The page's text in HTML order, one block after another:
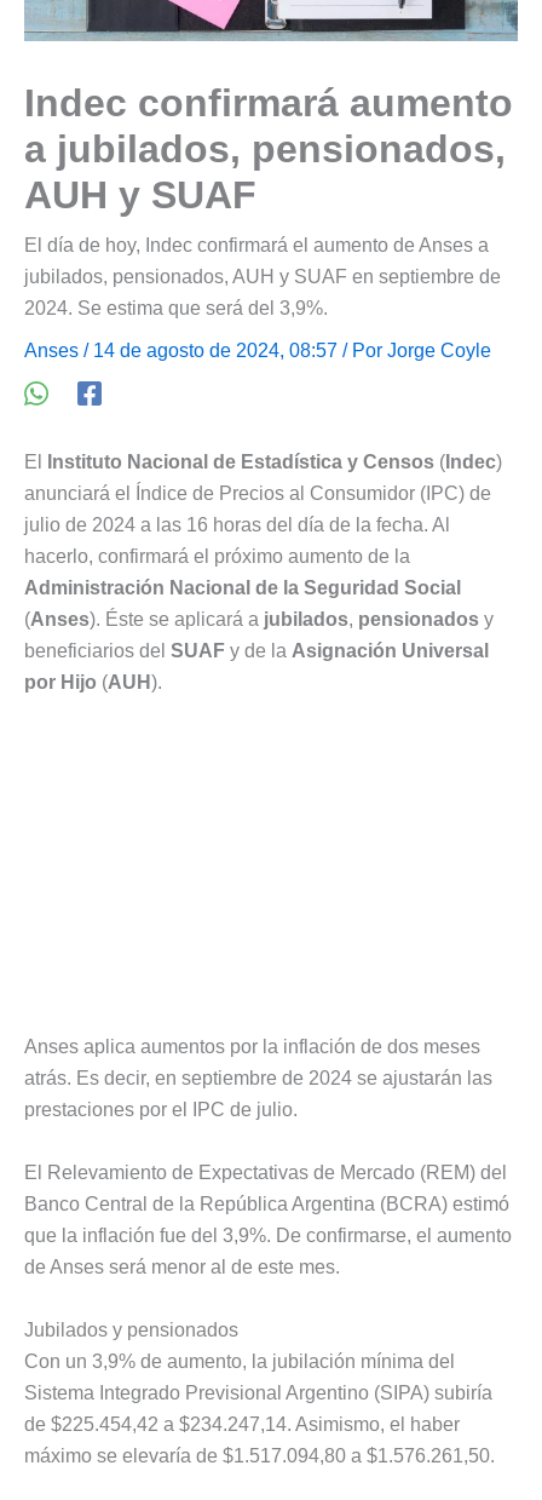
Indec confirmará aumento
a jubilados, pensionados,
AUH y SUAF
El día de hoy, Indec confirmará el aumento de Anses a
jubilados, pensionados, AUH y SUAF en septiembre de
2024. Se estima que será del 3,9%.
Anses / 14 de agosto de 2024, 08:57 / Por Jorge Coyle
El Instituto Nacional de Estadística y Censos ( Indec)
anunciará el Índice de Precios al Consumidor (IPC) de
julio de 2024 a las 16 horas del día de la fecha. Al
hacerlo, confirmará el próximo aumento de la
Administración Nacional de la Seguridad Social
(Anses). Éste se aplicará a jubilados, pensionados y
beneficiarios del SUAF y de la Asignación Universal
por Hijo (AUH ).
Anses aplica aumentos por la inflación de dos meses
atrás. Es decir, en septiembre de 2024 se ajustarán las
prestaciones por el IPC de julio.
El Relevamiento de Expectativas de Mercado (REM) del
Banco Central de la República Argentina (BCRA) estimó
que la inflación fue del 3,9%. De confirmarse, el aumento
de Anses será menor al de este mes.
Jubilados y pensionados
Con un 3,9% de aumento, la jubilación mínima del
Sistema Integrado Previsional Argentino (SIPA) subiría
de $225.454,42 a $234.247,14. Asimismo, el haber
máximo se elevaría de $1.517.094,80 a $1.576.261,50.